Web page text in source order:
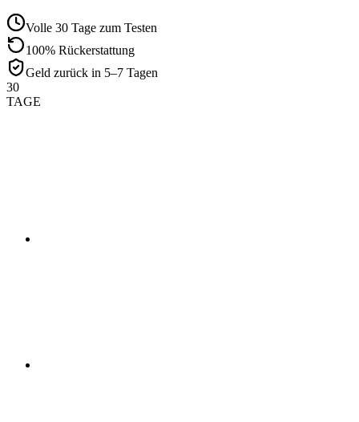
Volle 30 Tage zum Testen
100% Rückerstattung
Geld zurück in 5–7 Tagen
30
TAGE